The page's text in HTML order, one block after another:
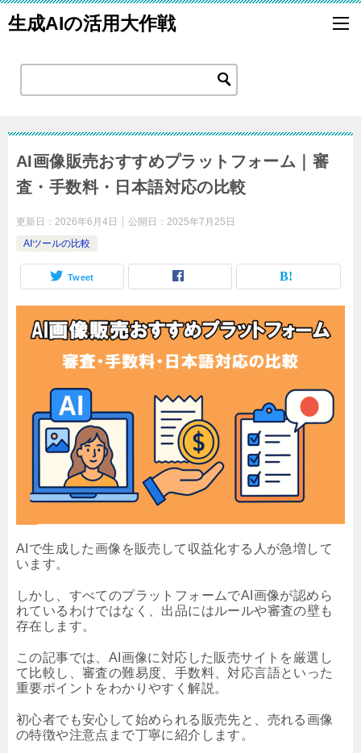
生成AIの活用大作戦
AI画像販売おすすめプラットフォーム｜審
査・手数料・日本語対応の比較
更新日： 2026年6月4日 公開日： 2025年7月25日
AIツールの比較
Tweet
AIで生成した画像を販売して収益化する人が急増して
います。
しかし、すべてのプラットフォームでAI画像が認めら
れているわけではなく、出品にはルールや審査の壁も
存在します。
この記事では、AI画像に対応した販売サイトを厳選し
て比較し、審査の難易度、手数料、対応言語といった
重要ポイントをわかりやすく解説。
初心者でも安心して始められる販売先と、売れる画像
の特徴や注意点まで丁寧に紹介します。